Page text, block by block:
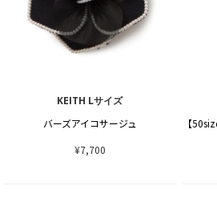
KEITH Lサイズ
バーズアイコサージュ
¥7,700